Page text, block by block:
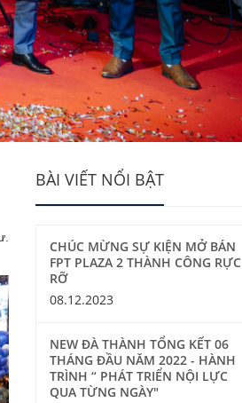
BÀI VIẾT NỔI BẬT
CHÚC MỪNG SỰ KIỆN MỞ BÁN
FPT PLAZA 2 THÀNH CÔNG RỰC
RỠ
08.12.2023
NEW ĐÀ THÀNH TỔNG KẾT 06
THÁNG ĐẦU NĂM 2022 - HÀNH
TRÌNH “ PHÁT TRIỂN NỘI LỰC
QUA TỪNG NGÀY"